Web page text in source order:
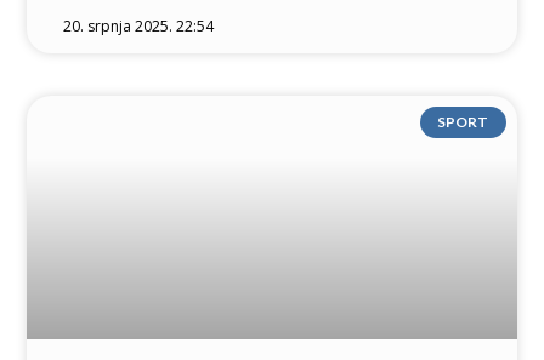
20. srpnja 2025. 22:54
SPORT